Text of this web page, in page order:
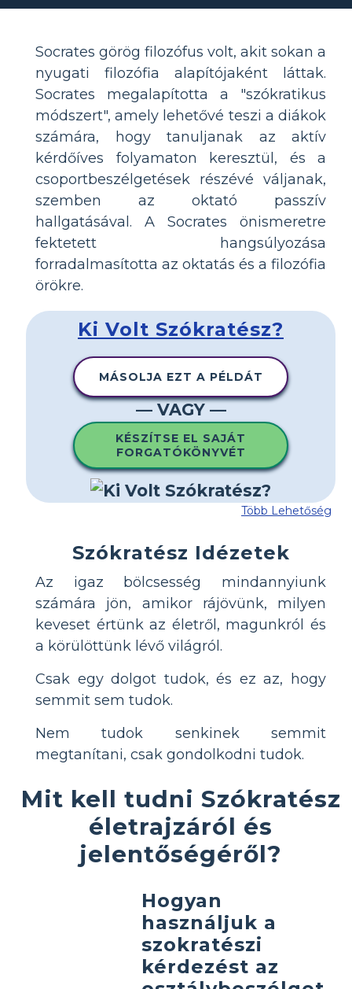
Socrates görög filozófus volt, akit sokan a
nyugati filozófia alapítójaként láttak.
Socrates megalapította a "szókratikus
módszert", amely lehetővé teszi a diákok
számára, hogy tanuljanak az aktív
kérdőíves folyamaton keresztül, és a
csoportbeszélgetések részévé váljanak,
szemben az oktató passzív
hallgatásával. A Socrates önismeretre
fektetett hangsúlyozása
forradalmasította az oktatás és a filozófia
örökre.
Ki Volt Szókratész?
MÁSOLJA EZT A PÉLDÁT
— VAGY —
KÉSZÍTSE EL SAJÁT
FORGATÓKÖNYVÉT
Több Lehetőség
Szókratész Idézetek
Az igaz bölcsesség mindannyiunk
számára jön, amikor rájövünk, milyen
keveset értünk az életről, magunkról és
a körülöttünk lévő világról.
Csak egy dolgot tudok, és ez az, hogy
semmit sem tudok.
Nem tudok senkinek semmit
megtanítani, csak gondolkodni tudok.
Mit kell tudni Szókratész
életrajzáról és
jelentőségéről?
Hogyan
használjuk a
szokratészi
kérdezést az